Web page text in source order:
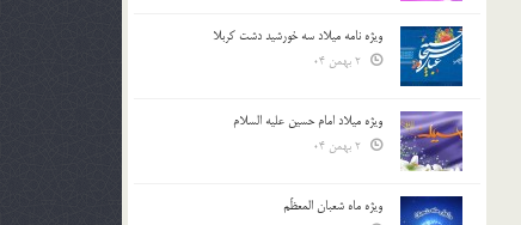
ویژه نامه میلاد سه خورشید دشت کربلا
ویژه میلاد امام حسین علیه السلام
ویژه ماه شعبان المعظّم